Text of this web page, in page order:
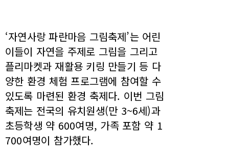
‘자연사랑 파란마음 그림축제’는 어린
이들이 자연을 주제로 그림을 그리고
플리마켓과 재활용 키링 만들기 등 다
양한 환경 체험 프로그램에 참여할 수
있도록 마련된 환경 축제다. 이번 그림
축제는 전국의 유치원생(만 3~6세)과
초등학생 약 600여명, 가족 포함 약 1
700여명이 참가했다.